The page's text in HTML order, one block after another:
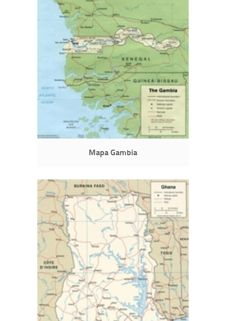
Mapa Gambia